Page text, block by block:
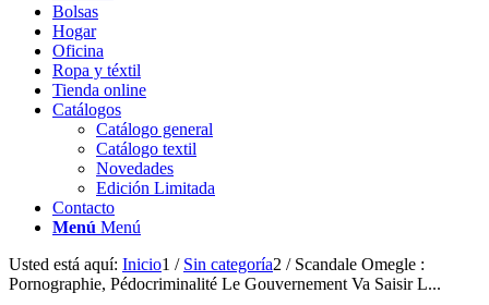
Bolsas
Hogar
Oficina
Ropa y téxtil
Tienda online
Catálogos
Catálogo general
Catálogo textil
Novedades
Edición Limitada
Contacto
Menú Menú
Usted está aquí: Inicio1 / Sin categoría2 / Scandale Omegle :
Pornographie, Pédocriminalité Le Gouvernement Va Saisir L...